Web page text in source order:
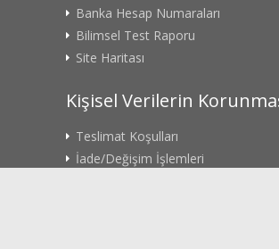
Banka Hesap Numaraları
Bilimsel Test Raporu
Site Haritası
Kişisel Verilerin
Teslimat Koşulları
İade/Değişim İşlemleri